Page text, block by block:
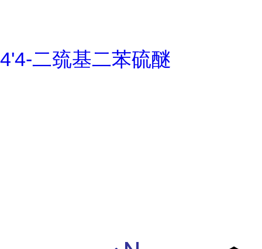
4'4-二巯基二苯硫醚